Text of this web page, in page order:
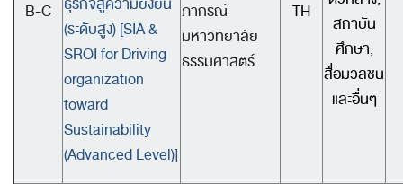
B-C
(ระดับสูง) [SIA &
SROI for Driving
organization
toward
Sustainability
(Advanced Level)]
ภากรณ์
มหาวิทยาลัย
ธรรมศาสตร์
TH
สถาบัน
ศึกษา,
สื่อมวลชน
และอื่นๆ